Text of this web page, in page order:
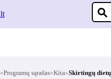
»Programų sąrašas»Kita»Skirtingų